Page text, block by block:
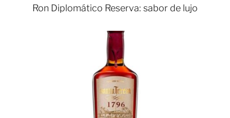
Ron Diplomático Reserva: sabor de lujo